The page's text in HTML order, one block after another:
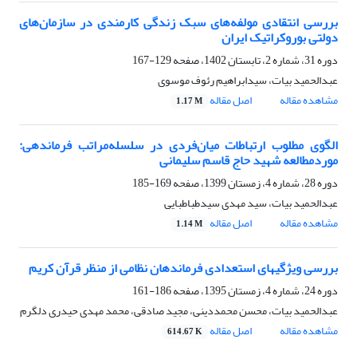
بررسی انتقادی مولفه‌های سبک زندگی کارمندی در سازمان‌های
دولتی بوروکراتیک ایران
دوره 31، شماره 2، تابستان 1402، صفحه
129-167
عبدالحمید بیات، سیدابراهیم رئوف موسوی
مشاهده مقاله
اصل مقاله 1.17 M
الگوی مطلوب ارتباطات میان‌فردی در سلسله‌مراتب فرماندهی:
موردمطالعه شهید حاج قاسم سلیمانی
دوره 28، شماره 4، زمستان 1399، صفحه
169-185
عبدالحمید بیات، سید مهدی سیدطباطبایی
مشاهده مقاله
اصل مقاله 1.14 M
بررسی ویژگیهای استعدادی فرماندهان نظامی از منظر قرآن کریم
دوره 24، شماره 4، زمستان 1395، صفحه
186-161
عبدالحمید بیات، محسن محمددینی، مجید صادقی، محمد مهدی حیدری دلگرم
مشاهده مقاله
اصل مقاله 614.67 K